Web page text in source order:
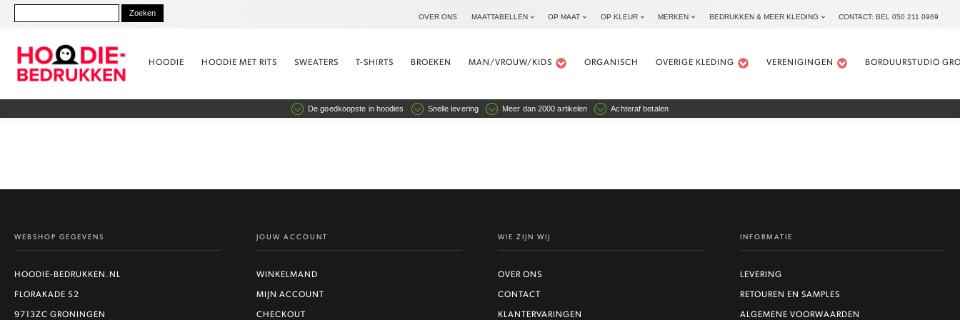
OVER ONS MAATTABELLEN OP MAAT OP KLEUR MERKEN BEDRUKKEN & MEER KLEDING CONTACT: BEL 050 211 0969
HOODIE HOODIE MET RITS SWEATERS T-SHIRTS BROEKEN MAN/VROUW/KIDS ORGANISCH OVERIGE KLEDING VERENIGINGEN BORDUURSTUDIO
De goedkoopste in hoodies Snelle levering Meer dan 2000 artikelen Achteraf betalen
WEBSHOP GEGEVENS
HOODIE-BEDRUKKEN.NL
FLORAKADE 52
9713ZC GRONINGEN
JOUW ACCOUNT
WINKELMAND
MIJN ACCOUNT
CHECKOUT
WIE ZIJN WIJ
OVER ONS
CONTACT
KLANTERVARINGEN
INFORMATIE
LEVERING
RETOUREN EN SAMPLES
ALGEMENE VOORWAARDEN